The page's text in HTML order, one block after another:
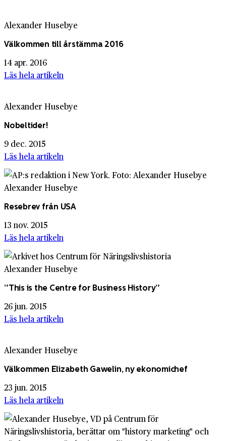
Alexander Husebye
Välkommen till årstämma 2016
14 apr. 2016
Läs hela artikeln
Alexander Husebye
Nobeltider!
9 dec. 2015
Läs hela artikeln
Alexander Husebye
Resebrev från USA
13 nov. 2015
Läs hela artikeln
Alexander Husebye
”This is the Centre for Business History”
26 jun. 2015
Läs hela artikeln
Alexander Husebye
Välkommen Elizabeth Gawelin, ny ekonomichef
23 jun. 2015
Läs hela artikeln